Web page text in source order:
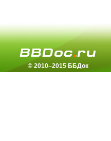
© 2010–2015 ББДок